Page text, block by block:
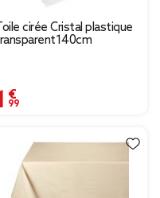
cirée Cristal plastique
€